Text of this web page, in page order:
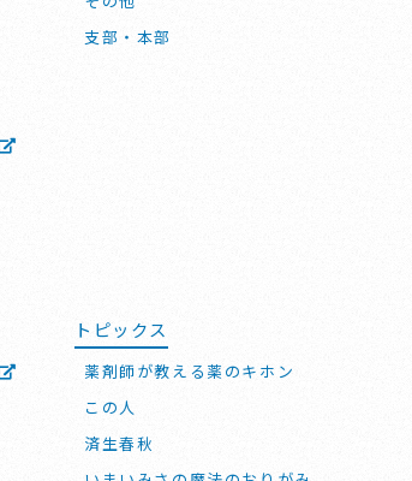
支部・本部
トピックス
薬剤師が教える薬のキホン
この人
済生春秋